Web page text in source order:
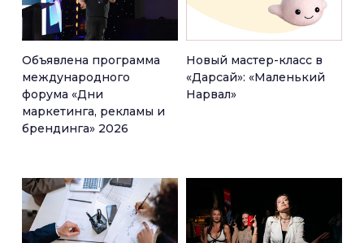
Объявлена программа
международного
форума «Дни
маркетинга, рекламы и
брендинга» 2026
Новый мастер-класс в
«Дарсай»: «Маленький
Нарвал»